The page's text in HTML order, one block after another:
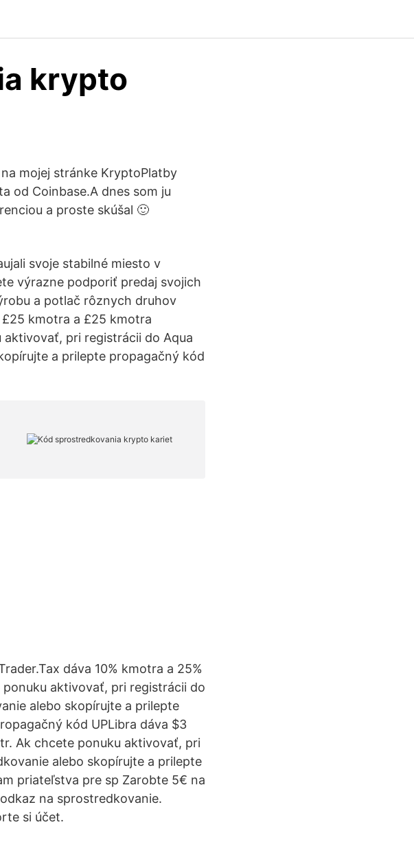
krypto
mojej stránke KryptoPlatby
od Coinbase.A dnes som ju
a proste skúšal 🙂
svoje stabilné miesto v
výrazne podporiť predaj svojich
a potlač rôznych druhov
kmotra a £25 kmotra
pri registrácii do Aqua
a prilepte propagačný kód
dáva 10% kmotra a 25%
aktivovať, pri registrácii do
alebo skopírujte a prilepte
kód UPLibra dáva $3
Ak chcete ponuku aktivovať, pri
alebo skopírujte a prilepte
priateľstva pre sp Zarobte 5€ na
na sprostredkovanie.
si účet.